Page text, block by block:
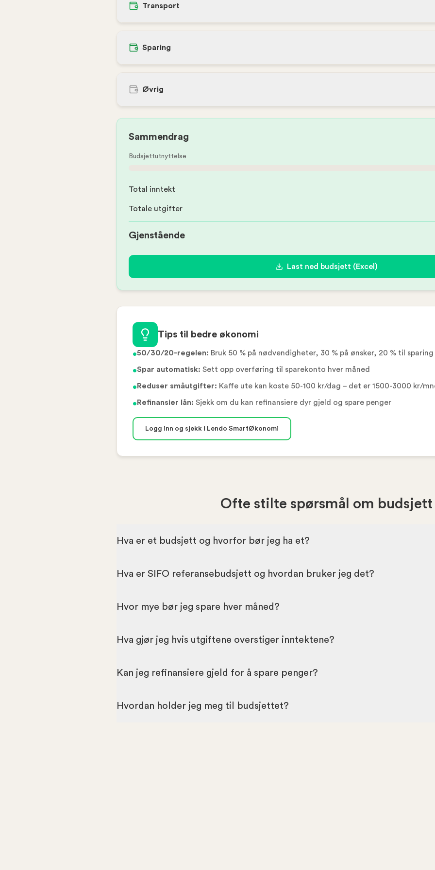
Transport
Sparing
Øvrig
Sammendrag
Budsjettutnyttelse
Total inntekt
Totale utgifter
Gjenstående
Last ned budsjett (Excel)
Tips til bedre økonomi
•50/30/20-regelen: Bruk 50 % på nødvendigheter, 30 % på ønsker, 20 % til sparing
•Spar automatisk: Sett opp overføring til sparekonto hver måned
• Reduser småutgifter: Kaffe ute kan koste 50-100 kr/dag – det er 1500-3000 kr/
• Refinansier lån: Sjekk om du kan refinansiere dyr gjeld og spare penger
Logg inn og sjekk i Lendo SmartØkonomi
Ofte stilte spørsmål om budsjett
Hva er et budsjett og hvorfor bør jeg ha et?
Hva er SIFO referansebudsjett og hvordan bruker jeg det?
Hvor mye bør jeg spare hver måned?
Hva gjør jeg hvis utgiftene overstiger inntektene?
Kan jeg refinansiere gjeld for å spare penger?
Hvordan holder jeg meg til budsjettet?